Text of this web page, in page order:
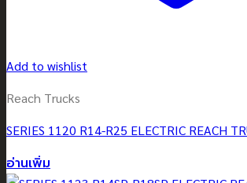
Add to wishlist
Reach Trucks
SERIES 1120 R14-R25 ELECTRIC REACH
อ่านเพิ่ม